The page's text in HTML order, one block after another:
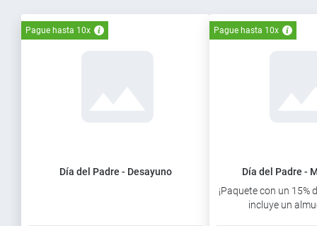
Pague hasta 10x
Día del Padre - Desayuno
Pague hasta 10x
Día del Padre -
¡Paquete con un 15%
incluye un